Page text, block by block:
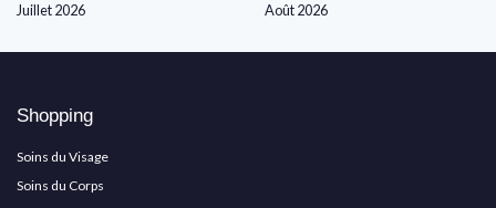
Juillet 2026
Août 2026
Shopping
Soins du Visage
Soins du Corps